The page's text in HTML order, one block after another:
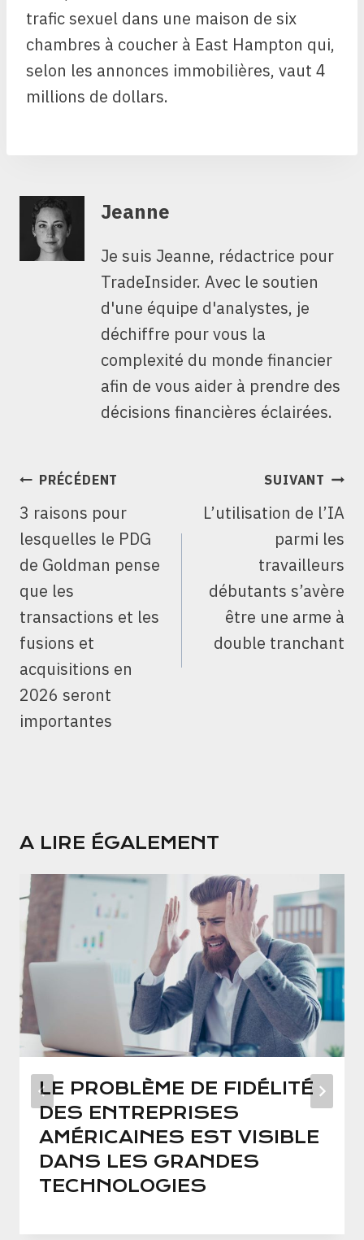
trafic sexuel dans une maison de six
chambres à coucher à East Hampton qui,
selon les annonces immobilières, vaut 4
millions de dollars.
Jeanne
Je suis Jeanne, rédactrice pour
TradeInsider. Avec le soutien
d'une équipe d'analystes, je
déchiffre pour vous la
complexité du monde financier
afin de vous aider à prendre des
décisions financières éclairées.
NAVIGATION
L’ARTICLE
PRÉCÉDENT
3 raisons pour
lesquelles le PDG
de Goldman pense
que les
transactions et les
fusions et
acquisitions en
2026 seront
importantes
SUIVANT
L’utilisation de l’IA
parmi les
travailleurs
débutants s’avère
être une arme à
double tranchant
A LIRE ÉGALEMENT
LE PROBLÈME DE FIDÉLITÉ
DES ENTREPRISES
AMÉRICAINES EST VISIBLE
DANS LES GRANDES
TECHNOLOGIES